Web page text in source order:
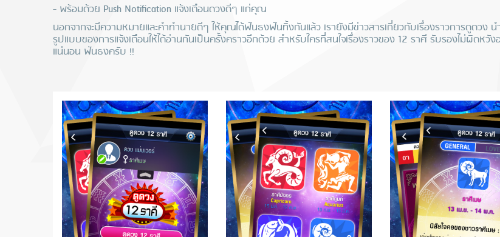
- พร้อมด้วย Push Notification แจ้งเตือนดวงดีๆ แก่คุณ
นอกจากจะมีความหมายและคำทำนายดีๆ ให้คุณได้ฟันธงฟันทิ้งกันแล้ว เรายังมีข่าวสารเกี่ยวกับเรื่องราวการดูดวง น
รูปแบบของการแจ้งเตือนให้ได้อ่านกันเป็นครั้งคราวอีกด้วย สำหรับใครที่สนใจเรื่องราวของ 12 ราศี รับรองไม่ผิดหวัง
แน่นอน ฟันธงครับ !!